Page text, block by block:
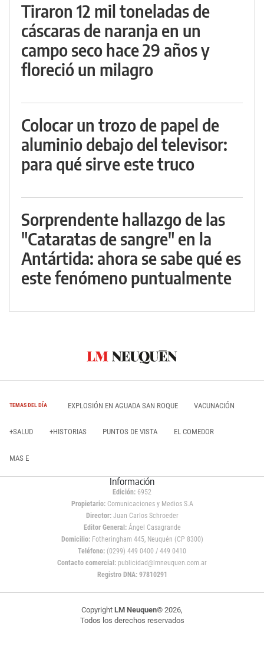
Tiraron 12 mil toneladas de
cáscaras de naranja en un
campo seco hace 29 años y
floreció un milagro
Colocar un trozo de papel de
aluminio debajo del televisor:
para qué sirve este truco
Sorprendente hallazgo de las
"Cataratas de sangre" en la
Antártida: ahora se sabe qué es
este fenómeno puntualmente
TEMAS DEL DÍA EXPLOSIÓN EN AGUADA SAN ROQUE VACUNACIÓN
+SALUD +HISTORIAS PUNTOS DE VISTA EL COMEDOR
MAS E
Información
Edición: 6952
Propietario:Comunicaciones y Medios S.A
Director: Juan Carlos Schroeder
Editor General:Ángel Casagrande
Domicilio:Fotheringham 445, Neuquén (CP 8300)
Teléfono: (0299) 449 0400 / 449 0410
Contacto comercial: publicidad@lmneuquen.com.ar
Registro DNA: 97810291
Copyright LM Neuquen© 2026,
Todos los derechos reservados